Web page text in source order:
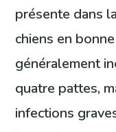
présente dans
chiens en
généralement
quatre pattes,
infections